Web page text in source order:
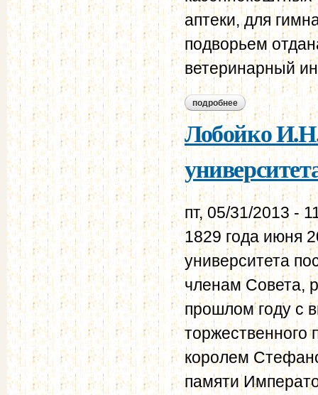
аптеки, для
подворьем
ветеринарный
подробнее о лобойко и.н.
Лобойко
пт, 05/31/2013 -
1829 года июня
университета
членам Совета,
прошлом году с
торжественного
королем
памяти